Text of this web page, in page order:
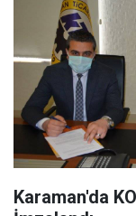
Karaman'da